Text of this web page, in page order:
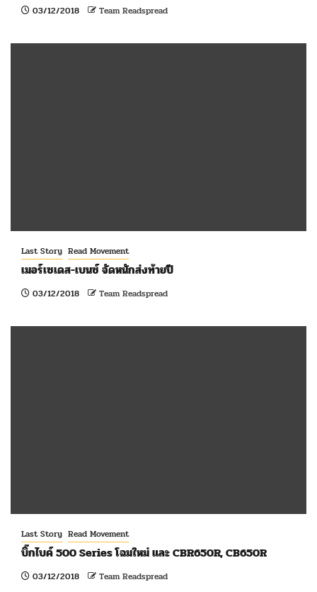
03/12/2018 Team Readspread
Last Story Read Movement
เมอร์เซเดส-เบนซ์ จัดหนักส่งท้ายปี
03/12/2018 Team Readspread
Last Story Read Movement
บิ๊กไบค์ 500 Series โฉมใหม่ และ CBR650R, CB650R
03/12/2018 Team Readspread